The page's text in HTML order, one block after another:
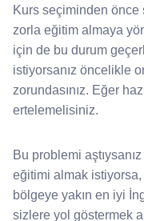
Kurs seçiminden önce
zorla eğitim almaya
için de bu durum
istiyorsanız öncelikle
zorundasınız. Eğer
ertelemelisiniz.
Bu problemi
eğitimi almak istiyorsa,
bölgeye yakın en iyi
sizlere yol göstermek